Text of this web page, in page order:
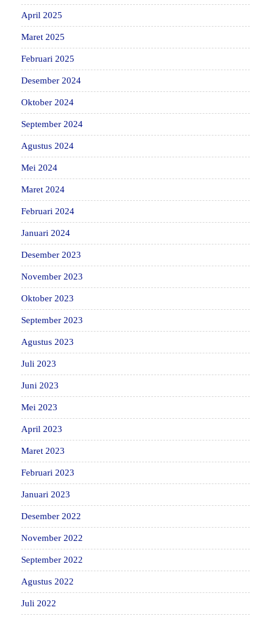
April 2025
Maret 2025
Februari 2025
Desember 2024
Oktober 2024
September 2024
Agustus 2024
Mei 2024
Maret 2024
Februari 2024
Januari 2024
Desember 2023
November 2023
Oktober 2023
September 2023
Agustus 2023
Juli 2023
Juni 2023
Mei 2023
April 2023
Maret 2023
Februari 2023
Januari 2023
Desember 2022
November 2022
September 2022
Agustus 2022
Juli 2022